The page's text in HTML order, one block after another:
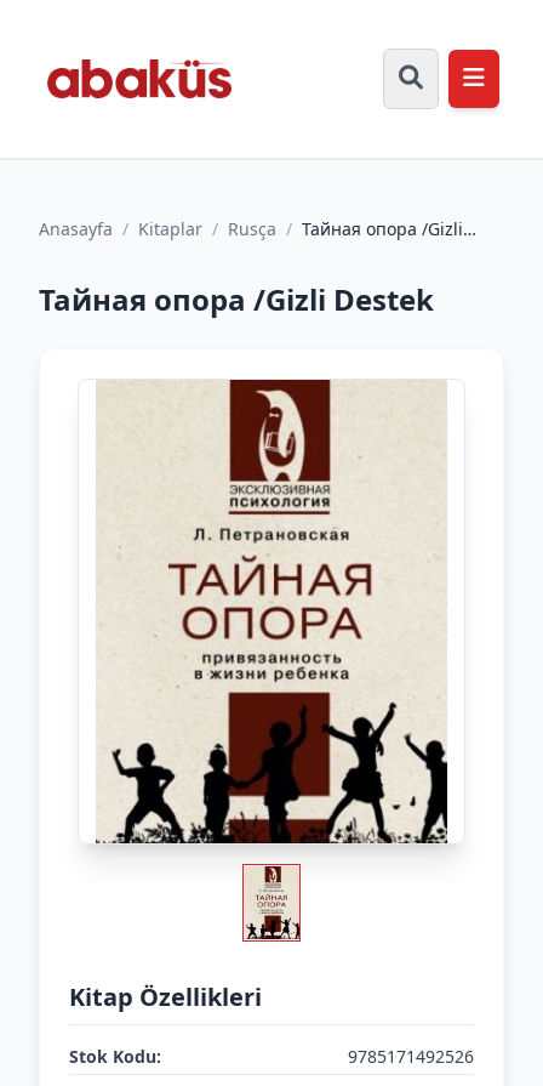
Anasayfa / Kitaplar / Rusça / Тайная опора /Gizli
Тайная опора /Gizli Destek
Kitap Özellikleri
Stok Kodu:
9785171492526